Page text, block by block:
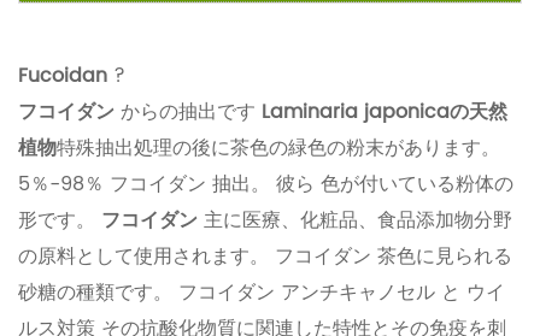
Fucoidan ?
フコイダンからの抽出です Laminaria japonicaの天然
植物特殊抽出処理の後に茶色の緑色の粉末があります。
5％-98％ フコイダン 抽出。 彼ら 色が付いている粉体の
形です。 フコイダン主に医療、化粧品、食品添加物分野
の原料として使用されます。 フコイダン 茶色に見られる
砂糖の種類です。 フコイダン アンチキャノセル と ウイ
ルス対策 その抗酸化物質に関連した特性とその免疫を刺